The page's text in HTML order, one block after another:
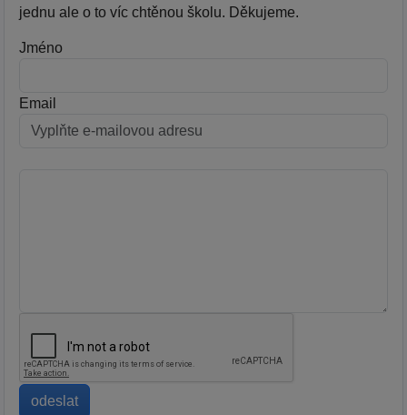
jednu ale o to víc chtěnou školu. Děkujeme.
Jméno
Email